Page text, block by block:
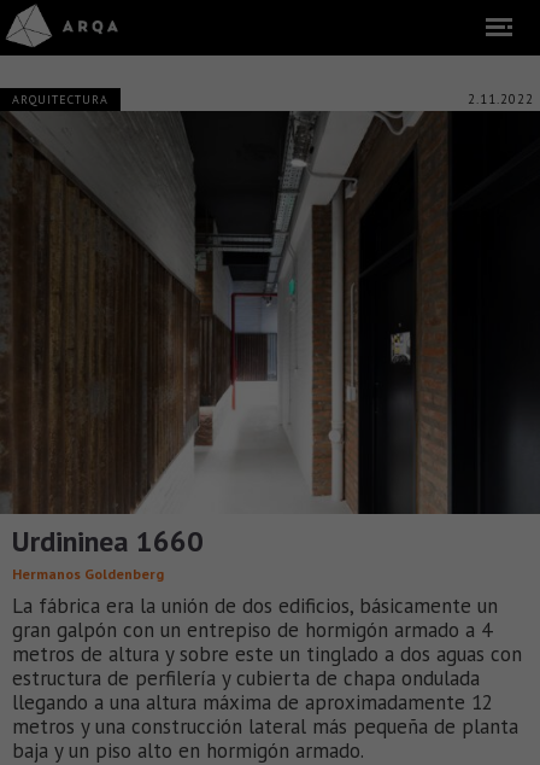
ARQUITECTURA 2.11.2022
Urdininea 1660
Hermanos Goldenberg
La fábrica era la unión de dos edificios, básicamente un
gran galpón con un entrepiso de hormigón armado a 4
metros de altura y sobre este un tinglado a dos aguas con
estructura de perfilería y cubierta de chapa ondulada
llegando a una altura máxima de aproximadamente 12
metros y una construcción lateral más pequeña de planta
baja y un piso alto en hormigón armado.